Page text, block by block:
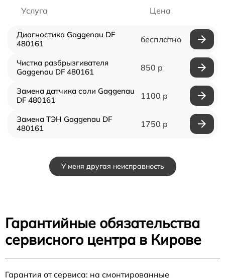
Услуга Цена
Диагностика Gaggenau DF
480161
бесплатно
Чистка разбрызгивателя
Gaggenau DF 480161
850 р
Замена датчика соли Gaggenau
DF 480161
1100 р
Замена ТЭН Gaggenau DF
480161
1750 р
У меня другая неисправность
Гарантийные обязательства
сервисного центра в Кирове
Гарантия от сервиса: на смонтированные